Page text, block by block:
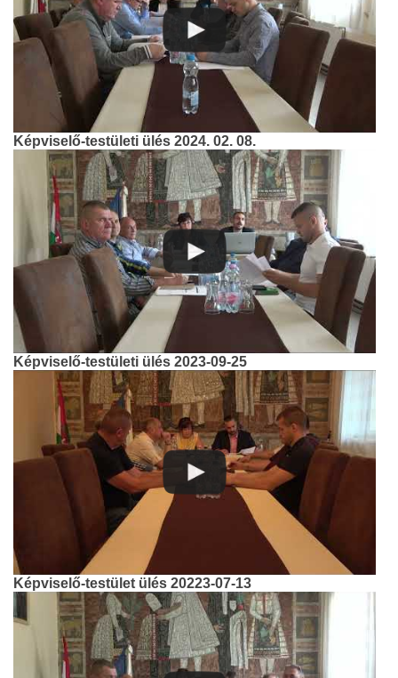
Képviselő-testületi ülés 2024. 02. 08.
Képviselő-testületi ülés 2023-09-25
Képviselő-testület ülés 20223-07-13